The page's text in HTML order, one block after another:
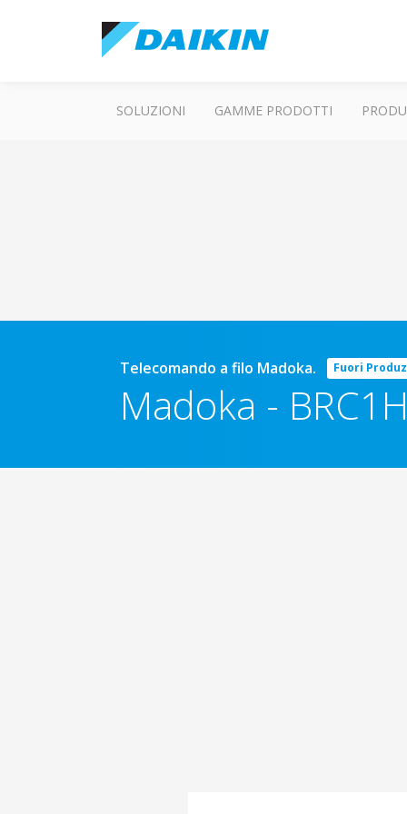
SOLUZIONI GAMME PRODOTTI
Telecomando a filo Madoka. Fuori
Madoka -